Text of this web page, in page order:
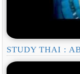
STUDY THAI :